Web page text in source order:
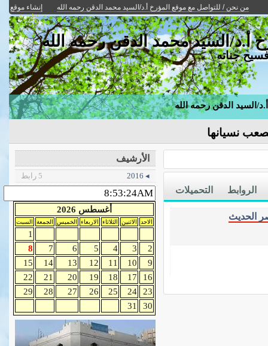
من نحن / للتواصل مع موقع المؤرخ أ.د/السيد محمد الدقن رحمه الله
إنشاء موقع
مجاني
دخول الأعضاء
أ.د/السيد محمد الدقن رحمه الله
جناته
أ.د/السيد الدقن رحمه الله
نسيانها
التحميلات الروابط
الحديث
الأرشيف
◂ 2016 5 رابط
أغسطس 2026
الاحد الاثنين الثلاثاء الاربعاء الخميس الجمعة السبت
1
2
3
4
5
6
7
8
9
10
11
12
13
14
15
16
17
18
19
20
21
22
23
24
25
26
27
28
29
30
31